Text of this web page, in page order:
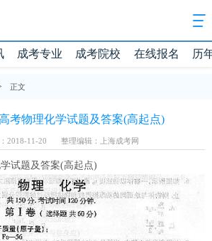
成考专业 成考院校 在线报名 历
正文
考物理化学试题及答案(高起点)
2018-11-20 整理编辑：上海成考网
试题及答案(高起点)